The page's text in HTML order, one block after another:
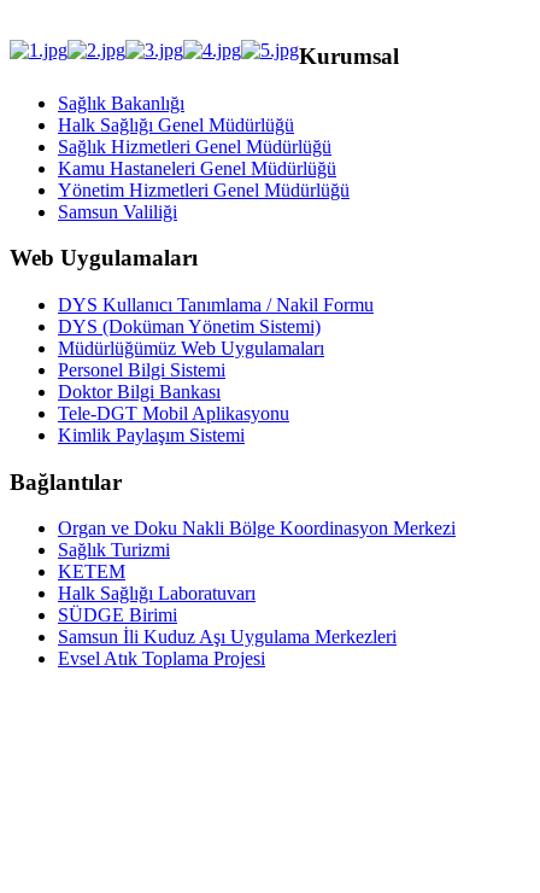
Kurumsal
Sağlık Bakanlığı
Halk Sağlığı Genel Müdürlüğü
Sağlık Hizmetleri Genel Müdürlüğü
Kamu Hastaneleri Genel Müdürlüğü
Yönetim Hizmetleri Genel Müdürlüğü
Samsun Valiliği
Web Uygulamaları
DYS Kullanıcı Tanımlama / Nakil Formu
DYS (Doküman Yönetim Sistemi)
Müdürlüğümüz Web Uygulamaları
Personel Bilgi Sistemi
Doktor Bilgi Bankası
Tele-DGT Mobil Aplikasyonu
Kimlik Paylaşım Sistemi
Bağlantılar
Organ ve Doku Nakli Bölge Koordinasyon Merkezi
Sağlık Turizmi
KETEM
Halk Sağlığı Laboratuvarı
SÜDGE Birimi
Samsun İli Kuduz Aşı Uygulama Merkezleri
Evsel Atık Toplama Projesi